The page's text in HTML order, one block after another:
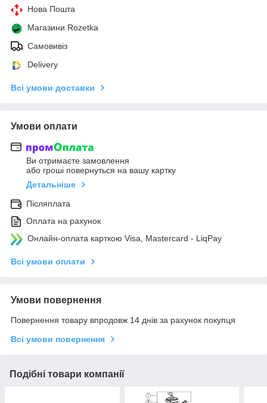
Нова Пошта
Магазини Rozetka
Самовивіз
Delivery
Всі умови доставки
Умови оплати
Ви отримаєте замовлення
або гроші повернуться на вашу картку
Детальніше
Післяплата
Оплата на рахунок
Онлайн-оплата карткою Visa, Mastercard - LiqPay
Всі умови оплати
Умови повернення
Повернення товару впродовж 14 днів за рахунок покупця
Всі умови повернення
Подібні товари компанії